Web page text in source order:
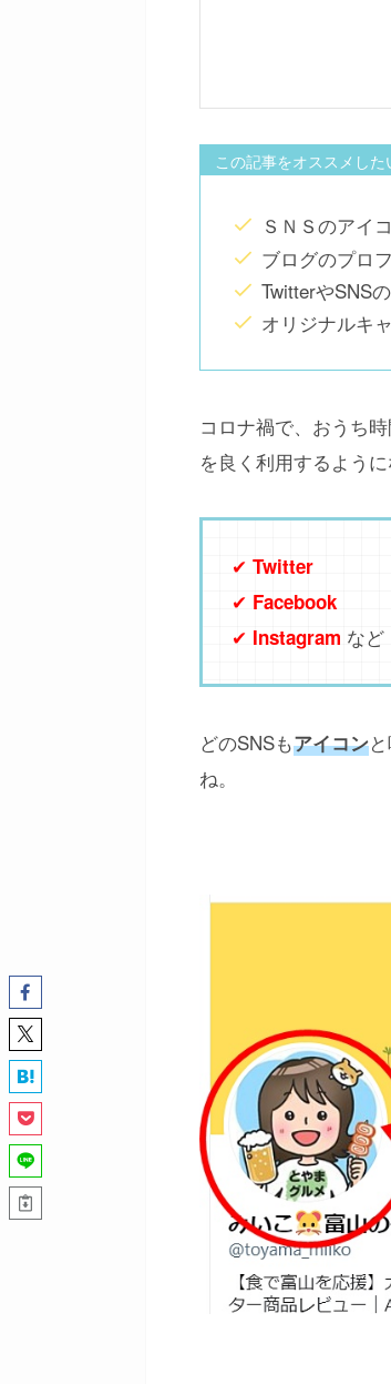
この記事をオススメした
ＳＮＳのアイ
ブログのプロ
TwitterやSNS
オリジナルキ
コロナ禍で、おうち
を良く利用するよう
✔ Twitter
✔ Facebook
✔ Instagram など
どのSNSもアイコン
ね。